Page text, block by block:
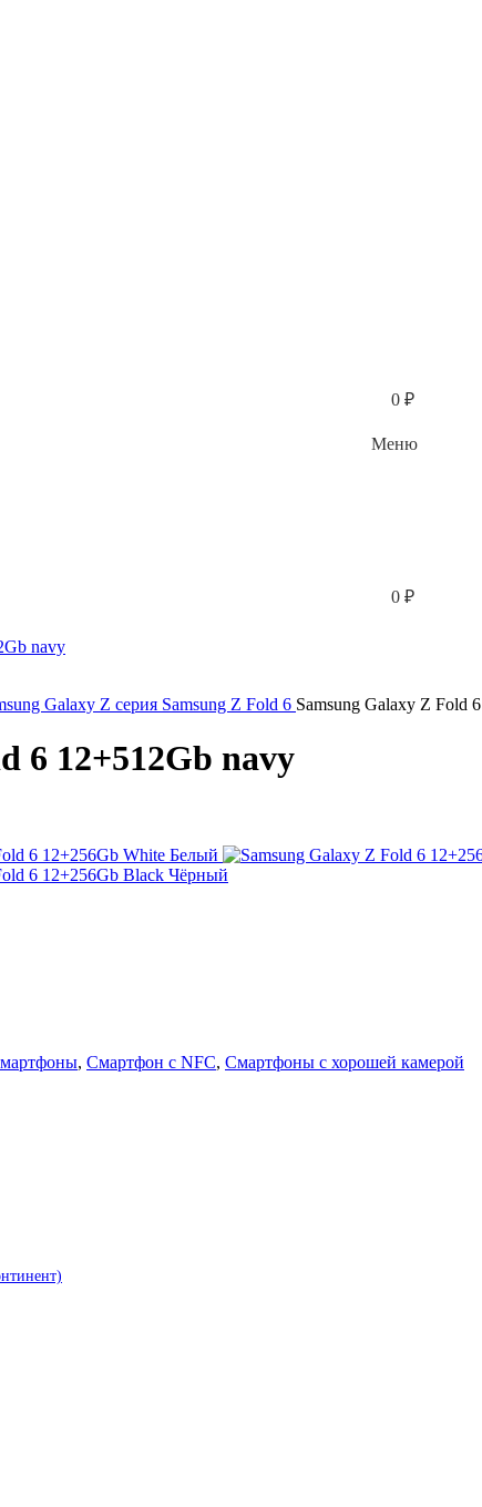
0 ₽
Меню
0 ₽
Galaxy Z серия Samsung Z Fold 6 Samsung Galaxy Z Fold
6 12+512Gb navy
Белый
Чёрный
, Смартфон с NFC, Смартфоны с хорошей камерой